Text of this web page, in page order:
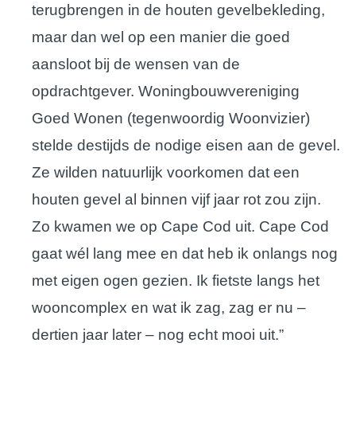
terugbrengen in de houten gevelbekleding,
maar dan wel op een manier die goed
aansloot bij de wensen van de
opdrachtgever. Woningbouwvereniging
Goed Wonen (tegenwoordig Woonvizier)
stelde destijds de nodige eisen aan de gevel.
Ze wilden natuurlijk voorkomen dat een
houten gevel al binnen vijf jaar rot zou zijn.
Zo kwamen we op Cape Cod uit. Cape Cod
gaat wél lang mee en dat heb ik onlangs nog
met eigen ogen gezien. Ik fietste langs het
wooncomplex en wat ik zag, zag er nu –
dertien jaar later – nog echt mooi uit.”